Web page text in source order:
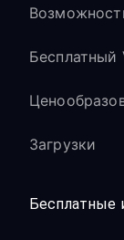
Бесплатный
Загрузки
Бесплатные